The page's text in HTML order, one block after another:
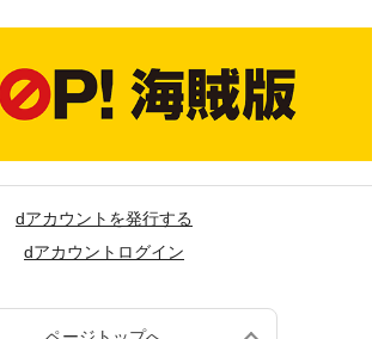
dアカウントを発行する
dアカウントログイン